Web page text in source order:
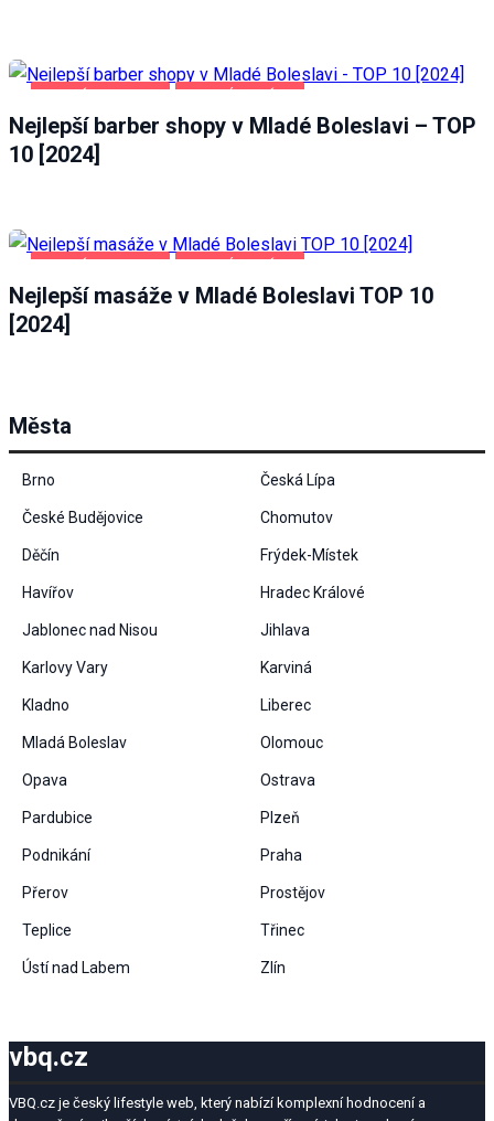
Nejlepší barber shopy v Mladé Boleslavi – TOP
10 [2024]
Nejlepší masáže v Mladé Boleslavi TOP 10
[2024]
Města
Brno Česká Lípa
České Budějovice Chomutov
Děčín Frýdek-Místek
Havířov Hradec Králové
Jablonec nad Nisou Jihlava
Karlovy Vary Karviná
Kladno Liberec
Mladá Boleslav Olomouc
Opava Ostrava
Pardubice Plzeň
Podnikání Praha
Přerov Prostějov
Teplice Třinec
Ústí nad Labem Zlín
vbq.cz
VBQ.cz je český lifestyle web, který nabízí komplexní hodnocení a
Marketing
zájmů a chování
při návštěvě našich
stránek zvyšujete